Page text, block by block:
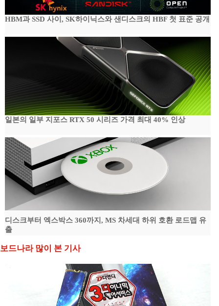
HBM과 SSD 사이, SK하이닉스와 샌디스크의 HBF 첫 표준 공개
일본의 일부 지포스 RTX 50 시리즈 가격 최대 40% 인상
디스크부터 엑스박스 360까지, MS 차세대 하위 호환 로드맵 유
출
보드나라 많이 본 기사